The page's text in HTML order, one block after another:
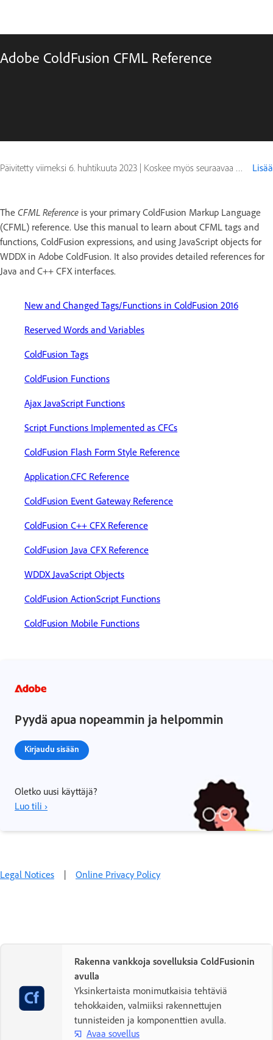
Adobe ColdFusion CFML Reference
Päivitetty viimeksi 6. huhtikuuta 2023 | Koskee myös seuraavaa ColdFusion Lisää
The CFML Reference is your primary ColdFusion Markup Language
(CFML) reference. Use this manual to learn about CFML tags and
functions, ColdFusion expressions, and using JavaScript objects for
WDDX in Adobe ColdFusion. It also provides detailed references for
Java and C++ CFX interfaces.
New and Changed Tags/Functions in ColdFusion 2016
Reserved Words and Variables
ColdFusion Tags
ColdFusion Functions
Ajax JavaScript Functions
Script Functions Implemented as CFCs
ColdFusion Flash Form Style Reference
Application.CFC Reference
ColdFusion Event Gateway Reference
ColdFusion C++ CFX Reference
ColdFusion Java CFX Reference
WDDX JavaScript Objects
ColdFusion ActionScript Functions
ColdFusion Mobile Functions
Pyydä apua nopeammin ja helpommin
Kirjaudu sisään
Oletko uusi käyttäjä?
Luo tili ›
Legal Notices | Online Privacy Policy
Rakenna vankkoja sovelluksia ColdFusionin
avulla
Yksinkertaista monimutkaisia tehtäviä
tehokkaiden, valmiiksi rakennettujen
tunnisteiden ja komponenttien avulla.
Avaa sovellus